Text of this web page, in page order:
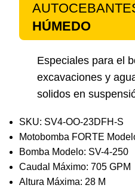
HÚMEDO
Especiales para el
excavaciones y
solidos en
SKU: SV4-OO-23DFH-S
Motobomba FORTE
Bomba Modelo: SV-4-250
Caudal Máximo: 705 GPM
Altura Máxima: 28 M